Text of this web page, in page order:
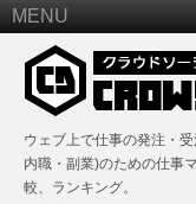
MENU
ウェブ上で仕事の発注・
内職・副業)のための仕事
較、ランキング。